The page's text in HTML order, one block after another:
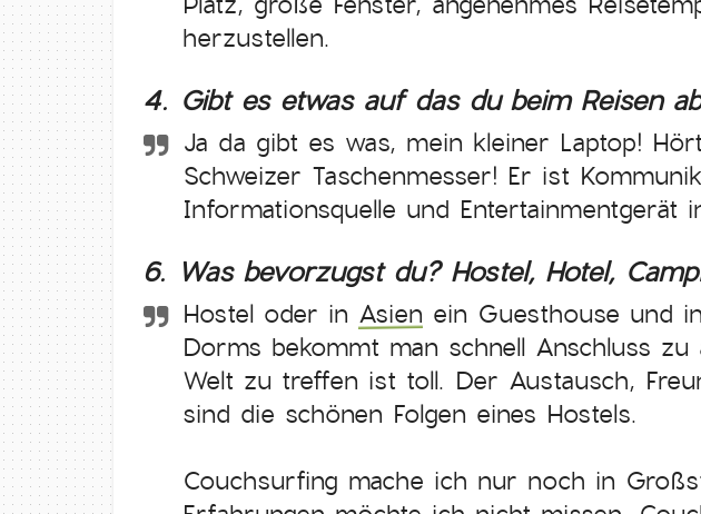
herzustellen.
4. Gibt es etwas auf das du beim Reisen
Ja da gibt es was, mein kleiner Laptop!
Schweizer Taschenmesser! Er ist
Informationsquelle und Entertainmentgerät
6. Was bevorzugst du? Hostel, Hotel,
Hostel oder in Asien ein Guesthouse und
Dorms bekommt man schnell Anschluss
Welt zu treffen ist toll. Der Austausch,
sind die schönen Folgen eines Hostels.
Couchsurfing mache ich nur noch in